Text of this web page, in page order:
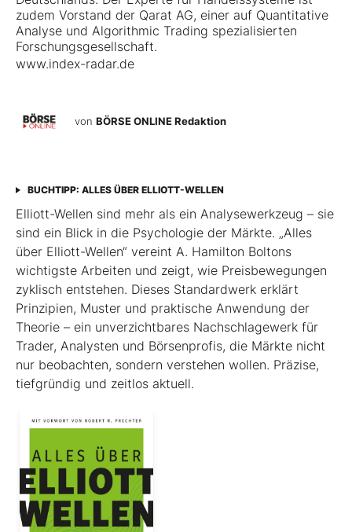
zudem Vorstand der Qarat AG, einer auf Quantitative
Analyse und Algorithmic Trading spezialisierten
Forschungsgesellschaft.
www.index-radar.de
von BÖRSE ONLINE Redaktion
BUCHTIPP: ALLES ÜBER ELLIOTT-WELLEN
Elliott-Wellen sind mehr als ein Analysewerkzeug – sie
sind ein Blick in die Psychologie der Märkte. „Alles
über Elliott-Wellen“ vereint A. Hamilton Boltons
wichtigste Arbeiten und zeigt, wie Preisbewegungen
zyklisch entstehen. Dieses Standardwerk erklärt
Prinzipien, Muster und praktische Anwendung der
Theorie – ein unverzichtbares Nachschlagewerk für
Trader, Analysten und Börsenprofis, die Märkte nicht
nur beobachten, sondern verstehen wollen. Präzise,
tiefgründig und zeitlos aktuell.